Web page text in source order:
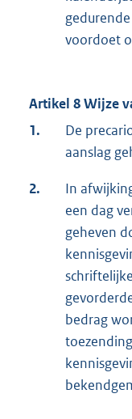
voordoet
Artikel 8 Wijze
1.
De
aanslag
2.
In
een dag
geheven
bedrag